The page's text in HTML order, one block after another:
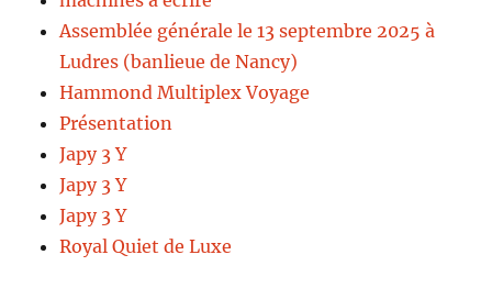
Assemblée générale le 13 septembre 2025 à
Ludres (banlieue de Nancy)
Hammond Multiplex Voyage
Présentation
Japy 3 Y
Japy 3 Y
Japy 3 Y
Royal Quiet de Luxe